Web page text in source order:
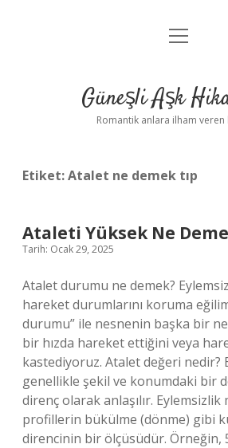
Anasayfa
Yasal Uyarı
menüyü
Güneşli Aşk
Romantik anlara ilham
Etiket:Atalet ne demek tıp
Ataleti Yüksek Ne
Tarih: Ocak 29, 2025
Atalet durumu ne demek?
hareket durumlarını koruma
durumu” ile nesnenin başka bir
bir hızda hareket ettiğini veya
kastediyoruz. Atalet değeri nedir?
genellikle şekil ve konumdaki bir
direnç olarak anlaşılır. Eylemsizlik
profillerin bükülme (dönme) gibi
direncinin bir ölçüsüdür. Örneğin,